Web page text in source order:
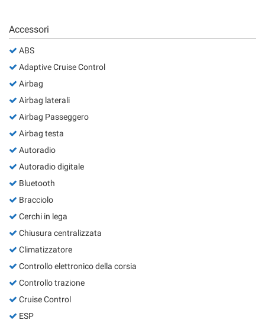
Accessori
ABS
Adaptive Cruise Control
Airbag
Airbag laterali
Airbag Passeggero
Airbag testa
Autoradio
Autoradio digitale
Bluetooth
Bracciolo
Cerchi in lega
Chiusura centralizzata
Climatizzatore
Controllo elettronico della corsia
Controllo trazione
Cruise Control
ESP